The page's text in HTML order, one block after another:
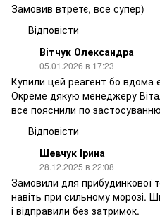
Замовив втретє, все супер)
Відповісти
Вітчук Олександра
05.01.2026 в 17:23
Купили цей реагент бо вдома
Окреме дякую менеджеру
все пояснили по застосуванню
Відповісти
Шевчук Ірина
28.12.2025 в 22:08
Замовили для прибудинкової
навіть при сильному морозі.
і відправили без затримок.